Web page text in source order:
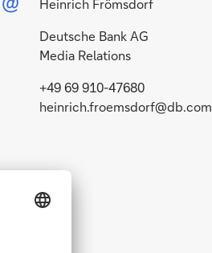
Heinrich Frömsdorf
Deutsche Bank AG
Media Relations
+49 69 910-47680
heinrich.froemsdorf@db.com